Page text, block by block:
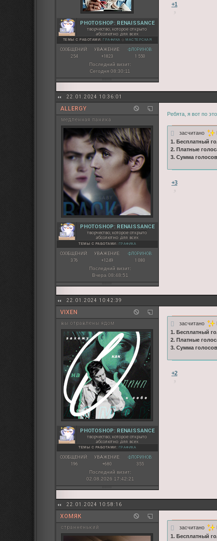
PHOTOSHOP: RENAISSANCE
творчество, которое открыто
абсолютно для всех
ТЕМЫ С РАБОТАМИ: ГРАФИКА ◇ МАСТЕРСКАЯ
СООБЩЕНИЙ:
254
УВАЖЕНИЕ:
+1823
ФЛОРИНОВ:
1 550
Последний визит:
Сегодня 08:30:11
+1
22.01.2024 10:36:01
ALLERGY
медленная паника
PHOTOSHOP: RENAISSANCE
творчество, которое открыто
абсолютно для всех
ТЕМЫ С РАБОТАМИ: ГРАФИКА
СООБЩЕНИЙ:
376
УВАЖЕНИЕ:
+1249
ФЛОРИНОВ:
1 080
Последний визит:
Вчера 08:48:51
Ребята, я вот по
засчитано
1. Бесплатный
2. Платные
3. Сумма
+3
22.01.2024 10:42:39
VIXEN
вы отравлены ядом
PHOTOSHOP: RENAISSANCE
творчество, которое открыто
абсолютно для всех
ТЕМЫ С РАБОТАМИ: ГРАФИКА
СООБЩЕНИЙ:
196
УВАЖЕНИЕ:
+680
ФЛОРИНОВ:
355
Последний визит:
02.08.2026 17:42:21
засчитано
1. Бесплатный
2. Платные
3. Сумма
+2
22.01.2024 10:58:16
ХОМЯК
странненький засчитано
1. Бесплатный